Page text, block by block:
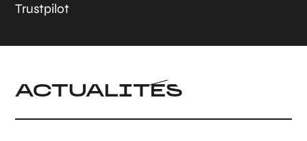
Trustpilot
ACTUALITÉS